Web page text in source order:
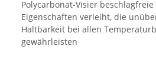
Polycarbonat-Visier
Eigenschaften verleiht, die
Haltbarkeit bei allen
gewährleisten